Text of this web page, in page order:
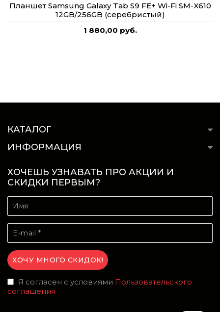
Планшет Samsung Galaxy Tab S9 FE+ Wi-Fi SM-X610
12GB/256GB (серебристый)
1 880,00 руб.
КАТАЛОГ
ИНФОРМАЦИЯ
ХОЧЕШЬ УЗНАВАТЬ ПРО АКЦИИ И
СКИДКИ ПЕРВЫМ?
Я согласен с условиями Пользовательского
соглашения